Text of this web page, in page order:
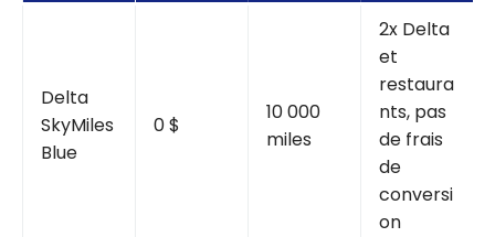
Delta
SkyMiles
Blue
0 $
10 000
miles
2x Delta
et
restaura
nts, pas
de frais
de
conversi
on